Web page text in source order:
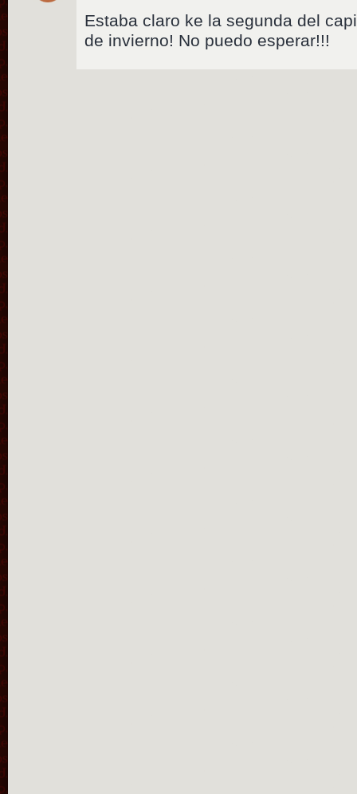
Estaba claro ke la segunda del
de invierno! No puedo esperar!!!